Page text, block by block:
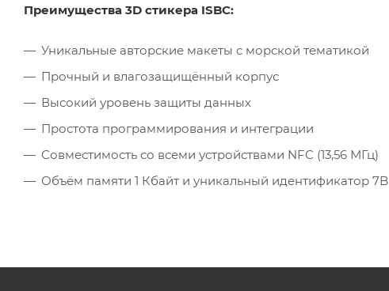
Преимущества 3D стикера ISBC:
Уникальные авторские макеты с морской тематикой
Прочный и влагозащищённый корпус
Высокий уровень защиты данных
Простота программирования и интеграции
Совместимость со всеми устройствами NFC (13,56 МГц)
Объём памяти 1 Кбайт и уникальный идентификатор 7B